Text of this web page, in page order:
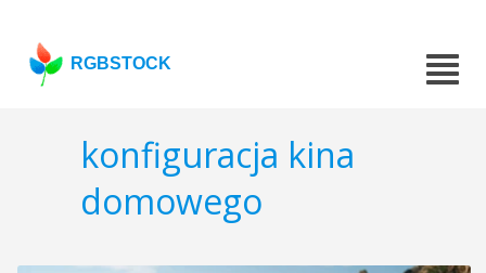
RGBSTOCK
konfiguracja kina
domowego